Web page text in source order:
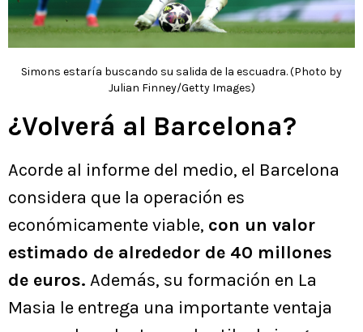
Simons estaría buscando su salida de la escuadra. (Photo by
Julian Finney/Getty Images)
¿Volverá al Barcelona?
Acorde al informe del medio, el Barcelona
considera que la operación es
económicamente viable, con un valor
estimado de alrededor de 40 millones
de euros. Además, su formación en La
Masia le entrega una importante ventaja